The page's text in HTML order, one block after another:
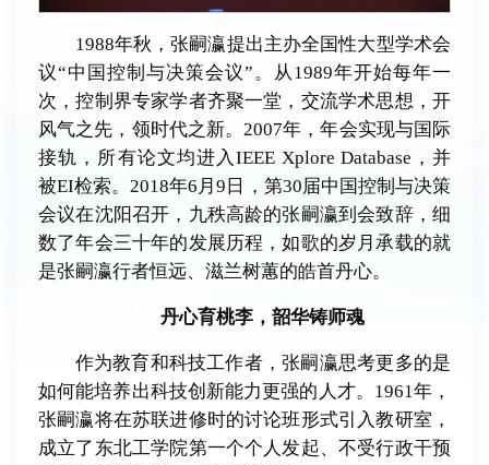
1988年秋，张嗣瀛提出主办全国性大型学术会
议“中国控制与决策会议”。从1989年开始每年一
次，控制界专家学者齐聚一堂，交流学术思想，开
风气之先，领时代之新。2007年，年会实现与国际
接轨，所有论文均进入IEEE Xplore Database，并
被EI检索。2018年6月9日，第30届中国控制与决策
会议在沈阳召开，九秩高龄的张嗣瀛到会致辞，细
数了年会三十年的发展历程，如歌的岁月承载的就
是张嗣瀛行者恒远、滋兰树蕙的皓首丹心。
丹心育桃李，韶华铸师魂
作为教育和科技工作者，张嗣瀛思考更多的是
如何能培养出科技创新能力更强的人才。1961年，
张嗣瀛将在苏联进修时的讨论班形式引入教研室，
成立了东北工学院第一个个人发起、不受行政干预